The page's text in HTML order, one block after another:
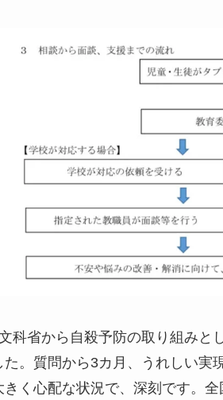
科省から自殺予防の取り組みと
た。質問から3カ月、うれしい実
きく心配な状況で、深刻です。